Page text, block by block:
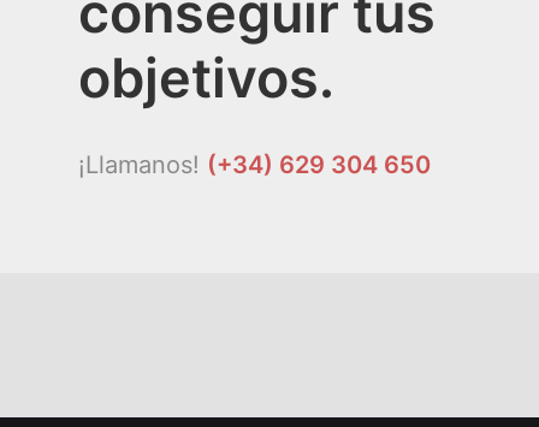
objetivos.
¡Llamanos! (+34) 629 304 650